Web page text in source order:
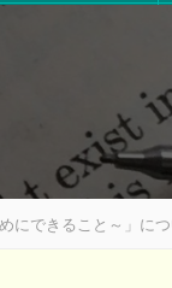
できること～」につ